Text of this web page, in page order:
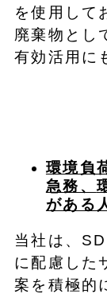
を使用して
廃棄物とし
有効活用に
環境負
急務、
がある
当社は、
に配慮した
案を積極的